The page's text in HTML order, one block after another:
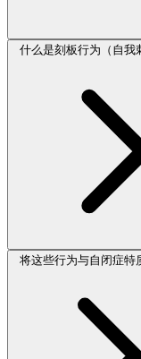
什么是刻板行为（自我
将这些行为与自闭症特